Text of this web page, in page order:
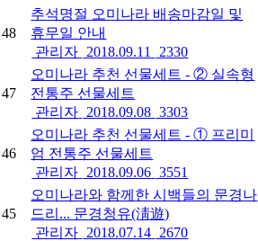
48
추석명절 오미나라 배송마감일 및
휴무일 안내
관리자 2018.09.11 2330
47
오미나라 추천 선물세트 - ② 실속형
전통주 선물세트
관리자 2018.09.08 3303
46
오미나라 추천 선물세트 - ① 프리미
엄 전통주 선물세트
관리자 2018.09.06 3551
45
오미나라와 함께한 시백들의 문경나
드리... 문경청유(淸遊)
관리자 2018.07.14 2670